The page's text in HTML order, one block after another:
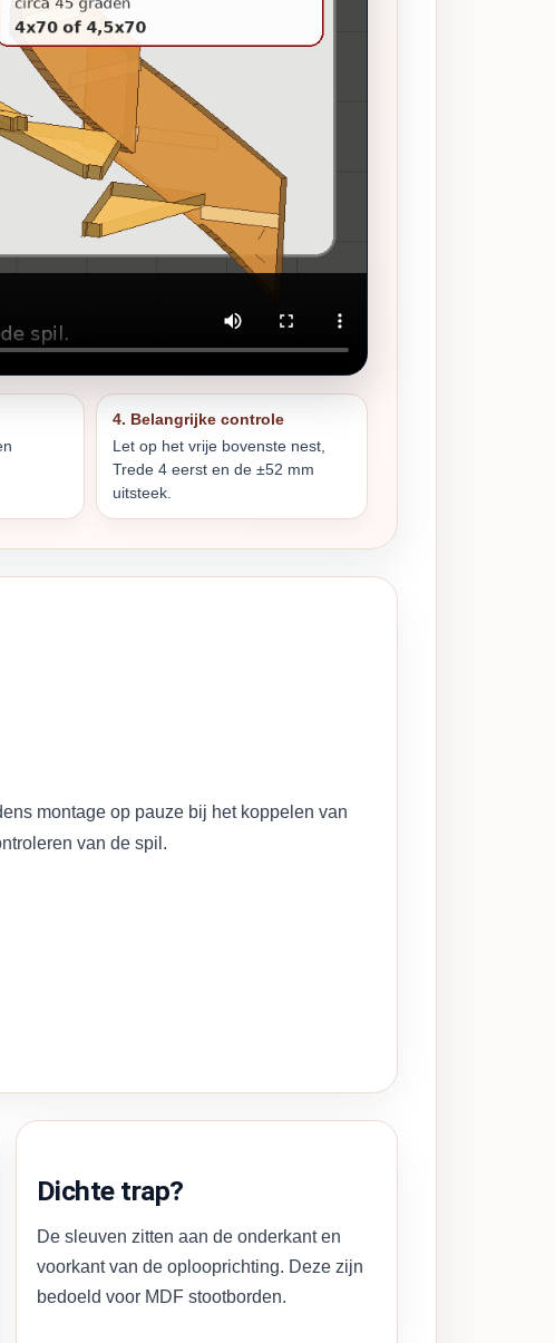
4. Belangrijke controle
Let op het vrije bovenste nest,
Trede 4 eerst en de ±52 mm
uitsteek.
montage op pauze bij het koppelen van
van de spil.
Dichte trap?
De sleuven zitten aan de onderkant en
voorkant van de oplooprichting. Deze zijn
bedoeld voor MDF stootborden.